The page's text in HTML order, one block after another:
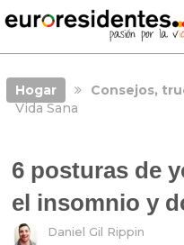
Hogar Consejos,
Vida Sana
6 posturas de
el insomnio y
Daniel Gil Rippin